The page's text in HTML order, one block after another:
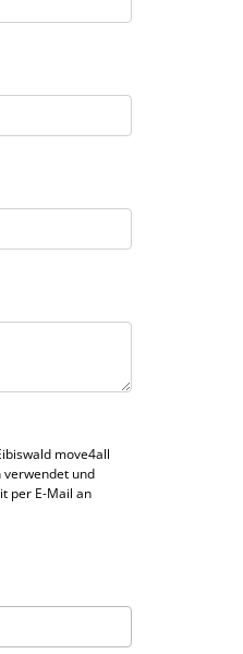
move4all
und
per E-Mail an